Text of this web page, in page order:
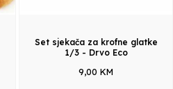
Set sjekača za krofne glatke
1/3 - Drvo Eco
9,00 KM